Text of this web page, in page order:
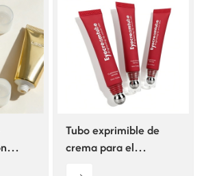
Tubo exprimible de
crema para el